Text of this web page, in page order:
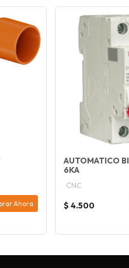
Ahora
AUTOMATICO
6KA
CNC
$ 4.500